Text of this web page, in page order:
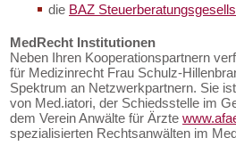
die BAZ
MedRecht Institutionen
Neben Ihren Kooperationspartnern
für Medizinrecht Frau Schulz-
Spektrum an Netzwerkpartnern. Sie
von Med.iatori, der Schiedsstelle im
dem Verein Anwälte für Ärzte
spezialisierten Rechtsanwälten im